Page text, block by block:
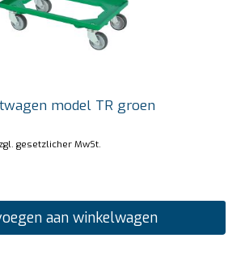
model TR groen
gesetzlicher MwSt.
aan winkelwagen